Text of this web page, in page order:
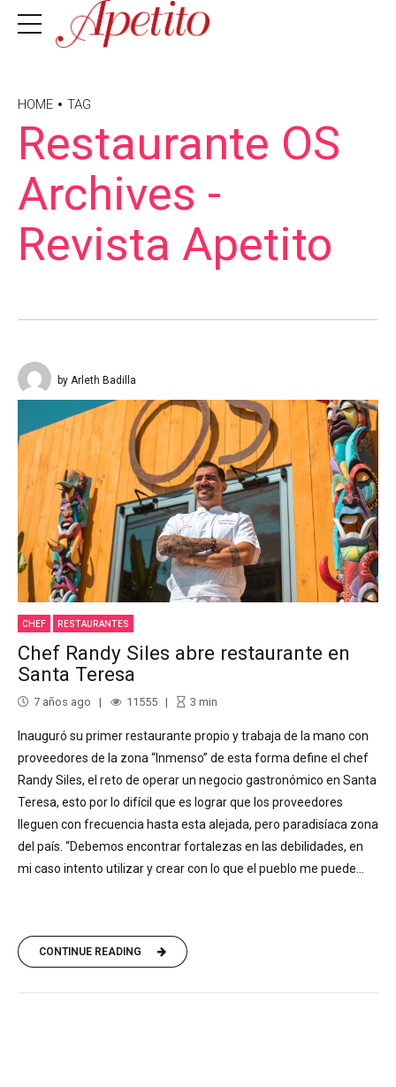
HOME TAG
Restaurante OS
Archives -
Revista Apetito
by Arleth Badilla
CHEF RESTAURANTES
Chef Randy Siles abre restaurante en
Santa Teresa
7 años ago 11555 3 min
Inauguró su primer restaurante propio y trabaja de la mano con
proveedores de la zona “Inmenso” de esta forma define el chef
Randy Siles, el reto de operar un negocio gastronómico en Santa
Teresa, esto por lo difícil que es lograr que los proveedores
lleguen con frecuencia hasta esta alejada, pero paradisíaca zona
del país. “Debemos encontrar fortalezas en las debilidades, en
mi caso intento utilizar y crear con lo que el pueblo me puede...
CONTINUE READING